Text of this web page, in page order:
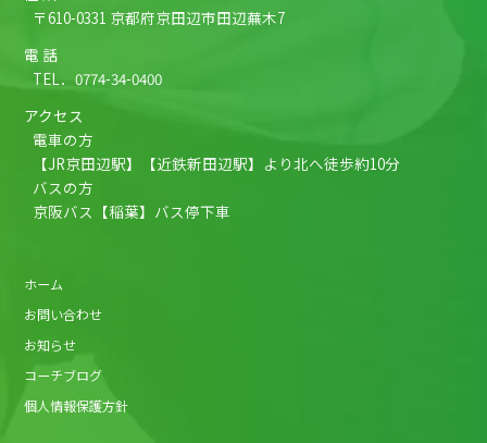
〒610-0331 京都府京田辺市田辺蕪木7
電 話
TEL．0774-34-0400
アクセス
電車の方
【JR京田辺駅】【近鉄新田辺駅】より北へ徒歩約10分
バスの方
京阪バス【稲葉】バス停下車
ホーム
お問い合わせ
お知らせ
コーチブログ
個人情報保護方針